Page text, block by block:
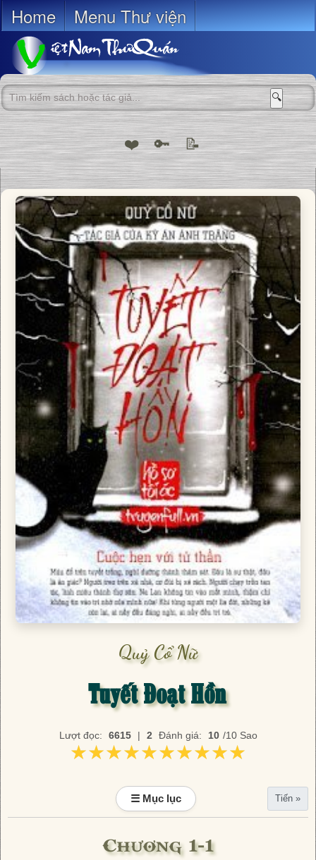
Home Menu Thư viện
🔍
❤️ 🔑 📝
Quỷ Cổ Nữ
Tuyết Đoạt Hồn
Lượt đọc: 6615 | 2 Đánh giá: 10 /10 Sao
★★★★★★★★★★
★★★★★★★★★★
☰ Mục lục Tiến »
Chương 1-1